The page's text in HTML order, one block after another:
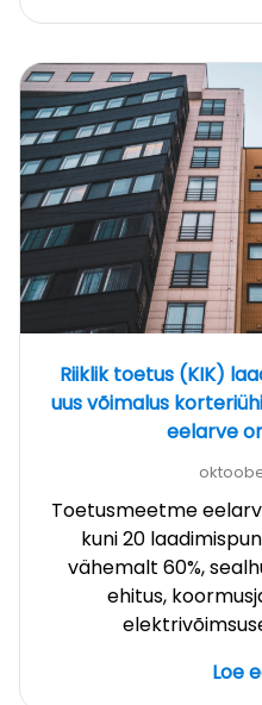
Riiklik toetus (KIK)
uus võimalus
eelarve
Toetusmeetme
kuni 20
vähemalt 60%,
ehitus,
Loe